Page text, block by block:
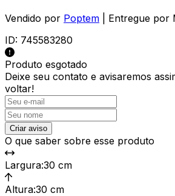
Vendido por Poptem | Entregue por
ID: 745583280
Produto esgotado
Deixe seu contato e avisaremos
voltar!
Criar aviso
O que saber sobre esse produto
Largura:30 cm
Altura:30 cm